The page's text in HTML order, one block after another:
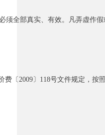
全部真实、有效。凡弄虚作
〔2009〕118号文件规定，按